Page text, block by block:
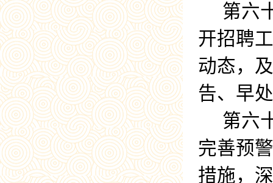
第六
开招聘
动态，
告、早
第六
完善预
措施，